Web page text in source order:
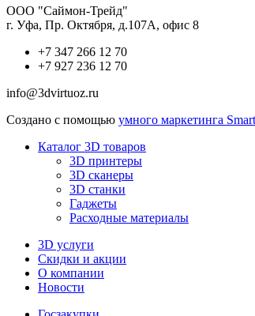
ООО "Саймон-Трейд"
г. Уфа, Пр. Октября, д.107А, офис 8
+7 347 266 12 70
+7 927 236 12 70
info@3dvirtuoz.ru
Создано с помощью умного маркетинга
Каталог 3D товаров
3D принтеры
3D сканеры
3D станки
Гаджеты
Расходные материалы
3D услуги
Скидки и акции
О компании
Новости